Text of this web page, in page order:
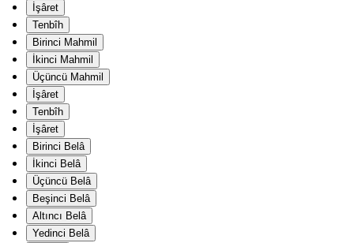
İşâret
Tenbîh
Birinci Mahmil
İkinci Mahmil
Üçüncü Mahmil
İşâret
Tenbîh
İşâret
Birinci Belâ
İkinci Belâ
Üçüncü Belâ
Beşinci Belâ
Altıncı Belâ
Yedinci Belâ